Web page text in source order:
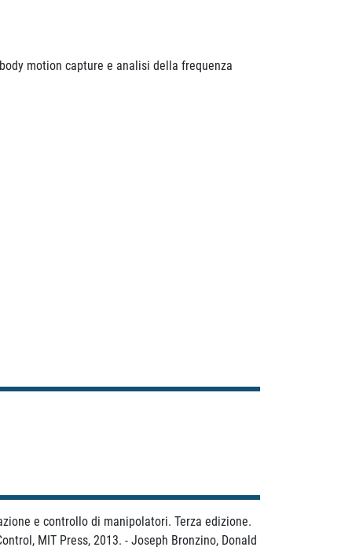
motion capture e analisi della frequenza
e controllo di manipolatori. Terza edizione.
MIT Press, 2013. - Joseph Bronzino, Donald